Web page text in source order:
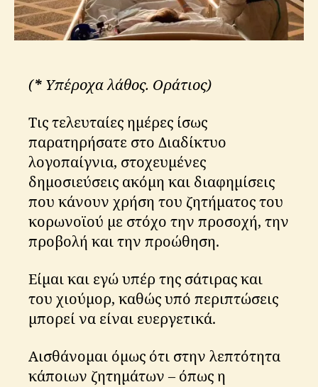
(* Υπέροχα λάθος. Οράτιος)
Τις τελευταίες ημέρες ίσως
παρατηρήσατε στο Διαδίκτυο
λογοπαίγνια, στοχευμένες
δημοσιεύσεις ακόμη και διαφημίσεις
που κάνουν χρήση του ζητήματος του
κορωνοϊού με στόχο την προσοχή, την
προβολή και την προώθηση.
Είμαι και εγώ υπέρ της σάτιρας και
του χιούμορ, καθώς υπό περιπτώσεις
μπορεί να είναι ευεργετικά.
Αισθάνομαι όμως ότι στην λεπτότητα
κάποιων ζητημάτων – όπως η